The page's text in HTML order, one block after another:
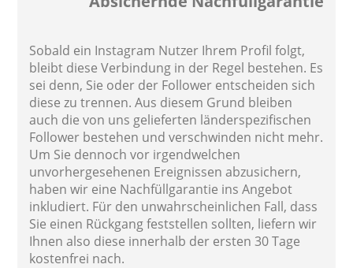
Sobald ein Instagram Nutzer Ihrem Profil folgt,
bleibt diese Verbindung in der Regel bestehen. Es
sei denn, Sie oder der Follower entscheiden sich
diese zu trennen. Aus diesem Grund bleiben
auch die von uns gelieferten länderspezifischen
Follower bestehen und verschwinden nicht mehr.
Um Sie dennoch vor irgendwelchen
unvorhergesehenen Ereignissen abzusichern,
haben wir eine Nachfüllgarantie ins Angebot
inkludiert. Für den unwahrscheinlichen Fall, dass
Sie einen Rückgang feststellen sollten, liefern wir
Ihnen also diese innerhalb der ersten 30 Tage
kostenfrei nach.